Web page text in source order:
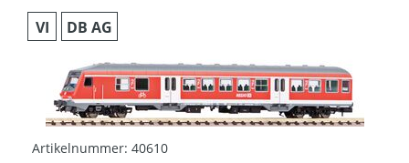
VI DB AG
Artikelnummer: 40610